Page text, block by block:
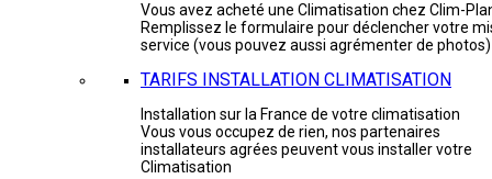
Vous avez acheté une Climatisation chez Clim-
Remplissez le formulaire pour déclencher votre
service (vous pouvez aussi agrémenter de photos)
TARIFS INSTALLATION CLIMATISATION
Installation sur la France de votre climatisation
Vous vous occupez de rien, nos partenaires
installateurs agrées peuvent vous installer votre
Climatisation